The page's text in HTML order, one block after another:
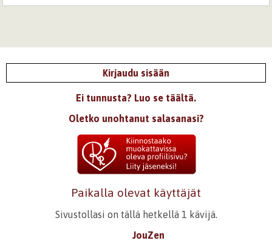
Kirjaudu sisään
Ei tunnusta? Luo se täältä.
Oletko unohtanut salasanasi?
Paikalla olevat käyttäjät
Sivustollasi on tällä hetkellä 1 kävijä.
JouZen